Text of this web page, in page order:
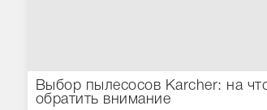
Выбор пылесосов Karcher: на
обратить внимание